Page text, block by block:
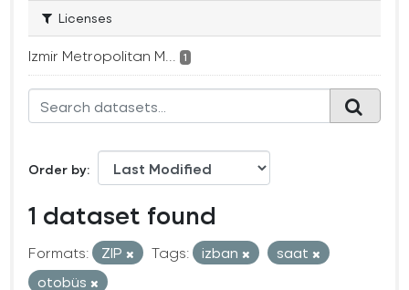
Licenses
Izmir Metropolitan M... 1
Order by
1 dataset found
Formats: ZIP Tags: izban
saat
otobüs